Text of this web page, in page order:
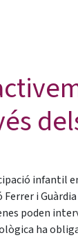
infantil
Ferrer i Guàrdia
poden
ha